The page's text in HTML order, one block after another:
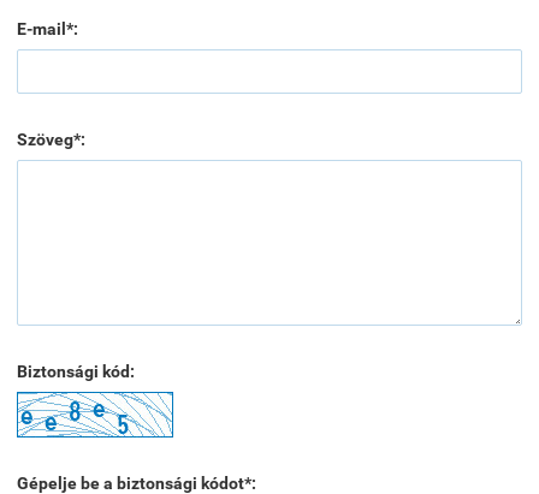
E-mail*:
Szöveg*:
Biztonsági kód:
Gépelje be a biztonsági kódot*: